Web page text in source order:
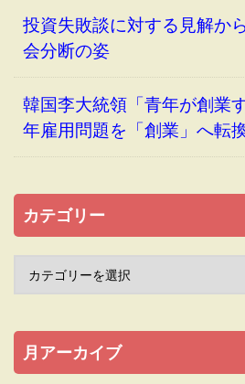
投資失敗談に対する見解か
会分断の姿
韓国李大統領「青年が創業
年雇用問題を「創業」へ転
カテゴリー
月アーカイブ